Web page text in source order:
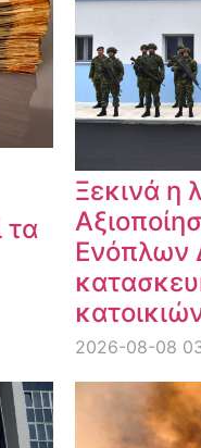
τα
Ξεκινά η
Ενόπλων
2026-08-08